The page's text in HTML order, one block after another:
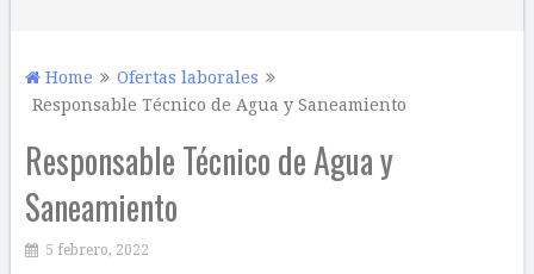
Home
Ofertas laborales
Responsable Técnico de Agua y Saneamiento
Responsable Técnico de Agua y
Saneamiento
5 febrero, 2022